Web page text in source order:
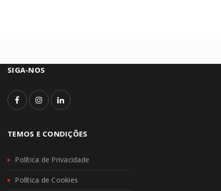
SIGA-NOS
TEMOS E CONDIÇÕES
Política de Privacidade
Política de Cookies